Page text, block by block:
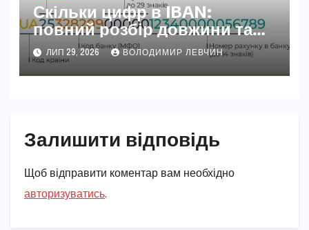
Скільки цифр в IBAN:
повний розбір довжини та
секретів номера
ЛИП 29, 2026 ВОЛОДИМИР ЛЕВЧИН
Залишити відповідь
Щоб відправити коментар вам необхідно
авторизуватись.